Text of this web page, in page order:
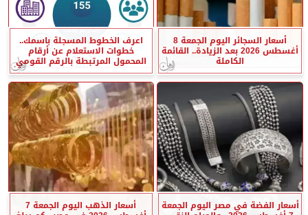
أسعار السجائر اليوم الجمعة 8
أغسطس 2026 بعد الزيادة.. القائمة
الكاملة
اعرف الخطوط المسجلة باسمك..
خطوات الاستعلام عن أرقام
المحمول المرتبطة بالرقم القومي
أسعار الفضة في مصر اليوم الجمعة أسعار الذهب اليوم الجمعة 7